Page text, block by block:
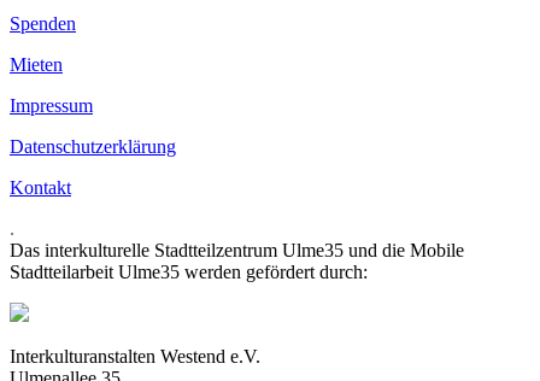
Spenden
Mieten
Impressum
Datenschutzerklärung
Kontakt
.
Das interkulturelle Stadtteilzentrum Ulme35 und die Mobile
Stadtteilarbeit Ulme35 werden gefördert durch:
Interkulturanstalten Westend e.V.